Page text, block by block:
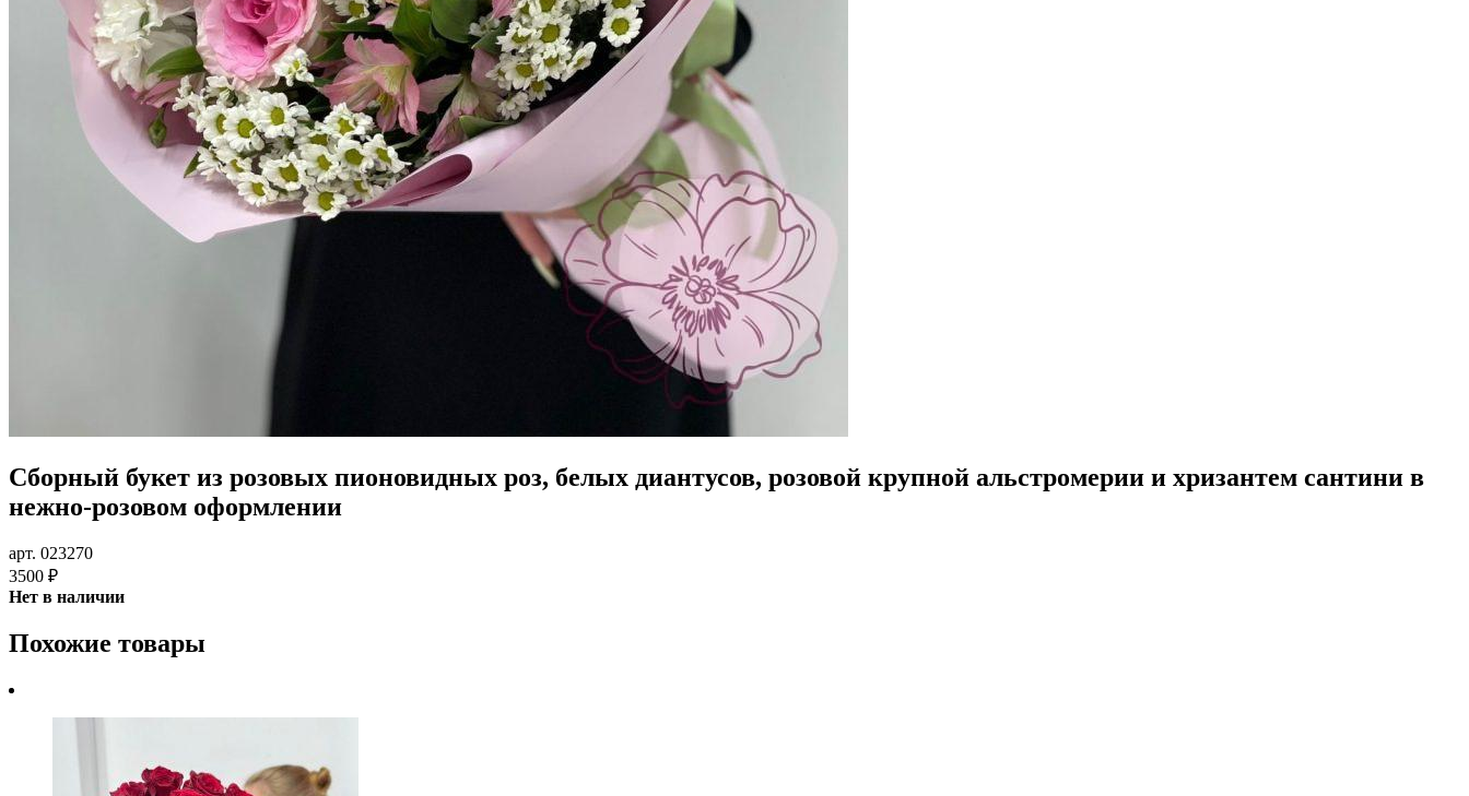
Сборный букет из розовых пионовидных роз, белых диантусов, розовой крупной альстромерии и хризантем сантини в
нежно-розовом оформлении
арт. 023270
3500 ₽
Нет в наличии
Похожие товары